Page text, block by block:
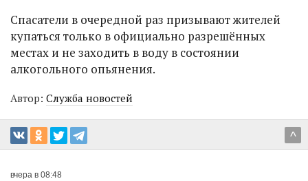
Спасатели в очередной раз призывают жителей
купаться только в официально разрешённых
местах и не заходить в воду в состоянии
алкогольного опьянения.
Автор: Служба новостей
^
вчера в 08:48